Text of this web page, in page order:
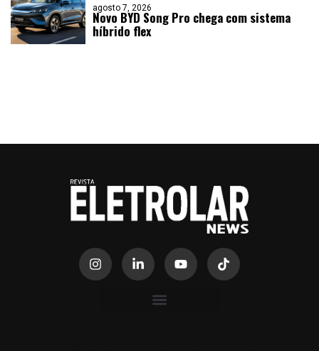
agosto 7, 2026
Novo BYD Song Pro chega com sistema
híbrido flex